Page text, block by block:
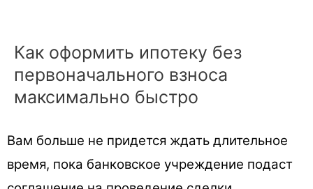
Как оформить ипотеку без
первоначального взноса
максимально быстро
Вам больше не придется ждать длительное
время, пока банковское учреждение подаст